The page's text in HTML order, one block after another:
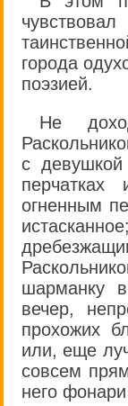
города
поэзией.
Не
с
огненным
шарманку
вечер,
прохожих
или, еще
совсем
него